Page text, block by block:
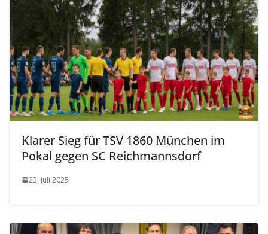
Klarer Sieg für TSV 1860 München im
Pokal gegen SC Reichmannsdorf
23. Juli 2025